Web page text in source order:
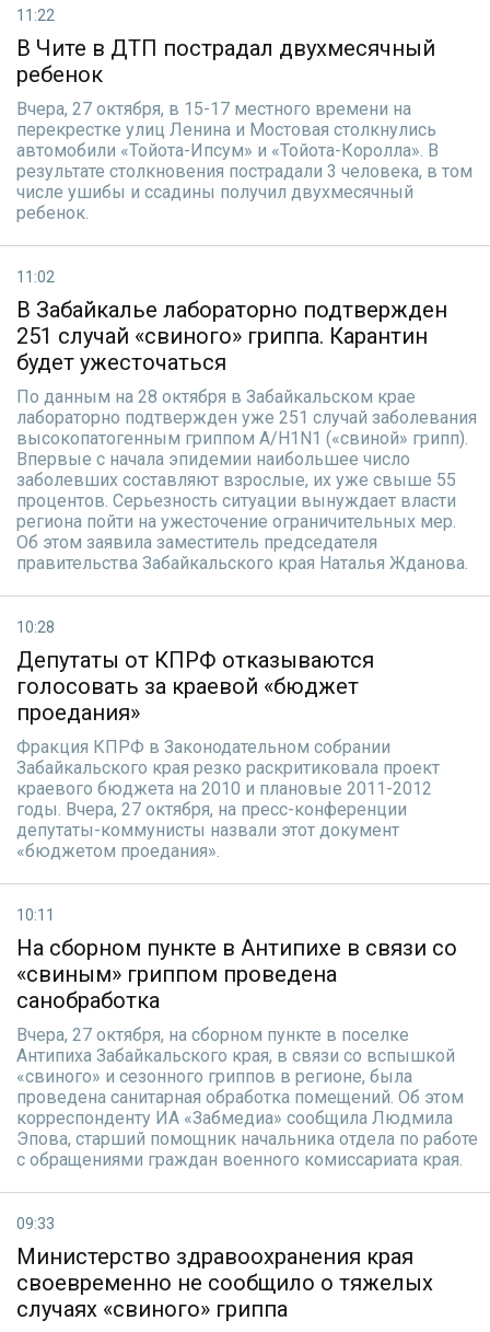
11:22
В Чите в ДТП пострадал двухмесячный
ребенок
Вчера, 27 октября, в 15-17 местного времени на
перекрестке улиц Ленина и Мостовая столкнулись
автомобили «Тойота-Ипсум» и «Тойота-Королла». В
результате столкновения пострадали 3 человека, в том
числе ушибы и ссадины получил двухмесячный
ребенок.
11:02
В Забайкалье лабораторно подтвержден
251 случай «свиного» гриппа. Карантин
будет ужесточаться
По данным на 28 октября в Забайкальском крае
лабораторно подтвержден уже 251 случай заболевания
высокопатогенным гриппом A/H1N1 («свиной» грипп).
Впервые с начала эпидемии наибольшее число
заболевших составляют взрослые, их уже свыше 55
процентов. Серьезность ситуации вынуждает власти
региона пойти на ужесточение ограничительных мер.
Об этом заявила заместитель председателя
правительства Забайкальского края Наталья Жданова.
10:28
Депутаты от КПРФ отказываются
голосовать за краевой «бюджет
проедания»
Фракция КПРФ в Законодательном собрании
Забайкальского края резко раскритиковала проект
краевого бюджета на 2010 и плановые 2011-2012
годы. Вчера, 27 октября, на пресс-конференции
депутаты-коммунисты назвали этот документ
«бюджетом проедания».
10:11
На сборном пункте в Антипихе в связи со
«свиным» гриппом проведена
санобработка
Вчера, 27 октября, на сборном пункте в поселке
Антипиха Забайкальского края, в связи со вспышкой
«свиного» и сезонного гриппов в регионе, была
проведена санитарная обработка помещений. Об этом
корреспонденту ИА «Забмедиа» сообщила Людмила
Эпова, старший помощник начальника отдела по работе
с обращениями граждан военного комиссариата края.
09:33
Министерство здравоохранения края
своевременно не сообщило о тяжелых
случаях «свиного» гриппа